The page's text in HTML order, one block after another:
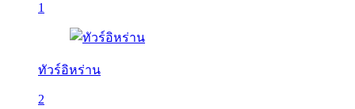
1
ทัวร์อิหร่าน
2